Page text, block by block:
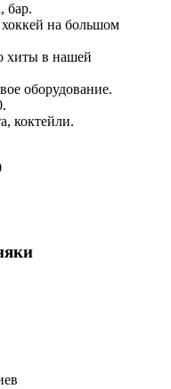
бар.
на большом
хиты в нашей
оборудование.
коктейли.